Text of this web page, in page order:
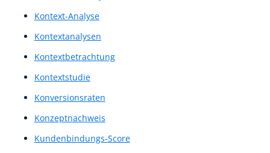
Information Architecture
Informationsstrukturierung
Inhaltsdesign
Interaction Design